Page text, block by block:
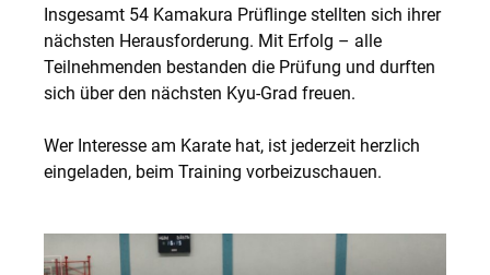
Insgesamt 54 Kamakura Prüflinge stellten sich ihrer
nächsten Herausforderung. Mit Erfolg – alle
Teilnehmenden bestanden die Prüfung und durften
sich über den nächsten Kyu-Grad freuen.
Wer Interesse am Karate hat, ist jederzeit herzlich
eingeladen, beim Training vorbeizuschauen.